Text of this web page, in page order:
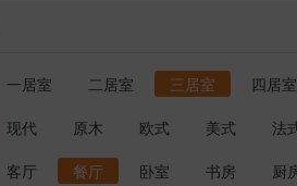
一居室 二居室 三居室
四居室
现代 原木 欧式 美式
法
客厅 餐厅 卧室 书房 厨